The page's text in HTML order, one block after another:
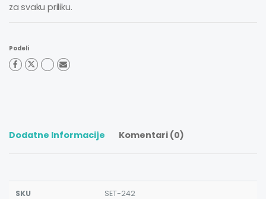
za svaku priliku.
Podeli
Dodatne Informacije Komentari (0)
SKU SET-242